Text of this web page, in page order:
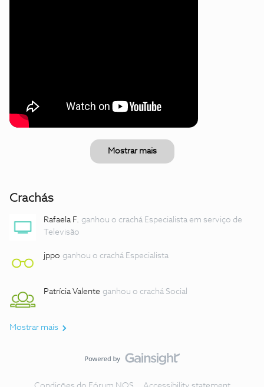
Mostrar mais
Crachás
Rafaela F. ganhou o crachá Especialista em serviço de
Televisão
jppo ganhou o crachá Especialista
Patrícia Valente ganhou o crachá Social
Mostrar mais